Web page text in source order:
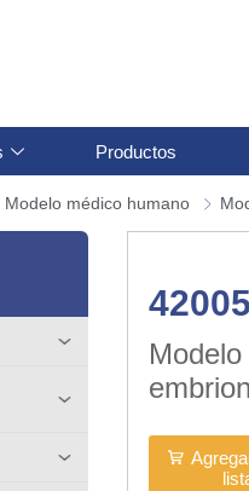
Productos
Modelo médico humano
42005